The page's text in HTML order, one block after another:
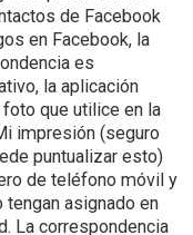
de Facebook
en Facebook, la
es
la aplicación
que utilice en la
impresión (seguro
puntualizar esto)
de teléfono móvil y
asignado en
La correspondencia